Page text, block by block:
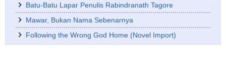
Batu-Batu Lapar Penulis Rabindranath Tagore
Mawar, Bukan Nama Sebenarnya
Following the Wrong God Home (Novel Import)